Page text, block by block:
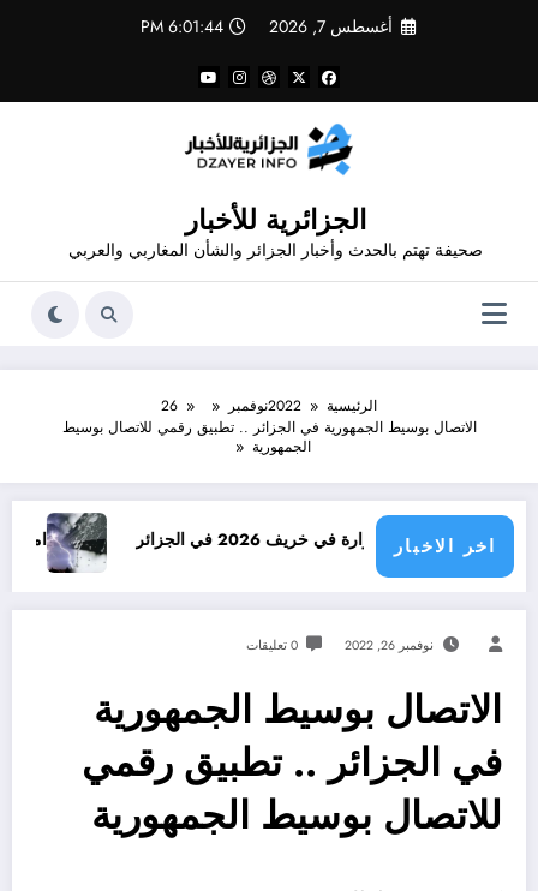
أغسطس 7, 2026 6:01:44 PM
الجزائرية للأخبار
صحيفة تهتم بالحدث وأخبار الجزائر والشأن المغاربي والعربي
الرئيسية 2022نوفمبر
26
الاتصال بوسيط الجمهورية في الجزائر .. تطبيق رقمي للاتصال بوسيط
الجمهورية
اخر الاخبار
في خريف 2026 في الجزائر امطار بكميات
نوفمبر 26, 2022 0 تعليقات
الاتصال بوسيط الجمهورية
في الجزائر .. تطبيق رقمي
للاتصال بوسيط الجمهورية